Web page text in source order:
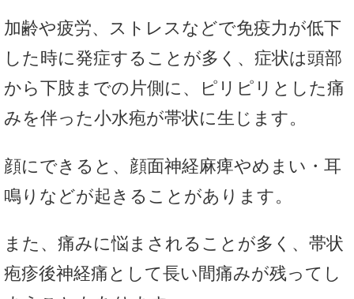
加齢や疲労、ストレスなどで免疫力が低下
した時に発症することが多く、症状は頭部
から下肢までの片側に、ピリピリとした痛
みを伴った小水疱が帯状に生じます。
顔にできると、顔面神経麻痺やめまい・耳
鳴りなどが起きることがあります。
また、痛みに悩まされることが多く、帯状
疱疹後神経痛として長い間痛みが残ってし